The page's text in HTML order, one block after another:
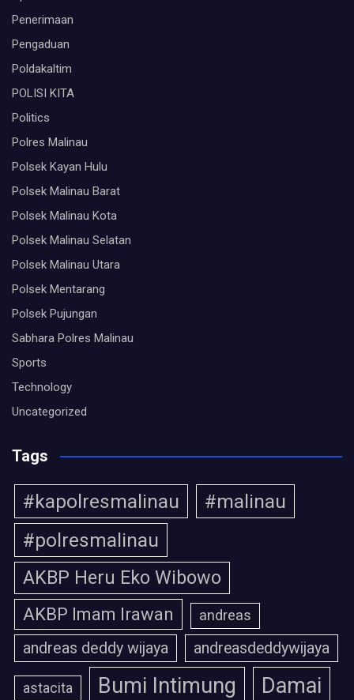
Penerimaan
Pengaduan
Poldakaltim
POLISI KITA
Politics
Polres Malinau
Polsek Kayan Hulu
Polsek Malinau Barat
Polsek Malinau Kota
Polsek Malinau Selatan
Polsek Malinau Utara
Polsek Mentarang
Polsek Pujungan
Sabhara Polres Malinau
Sports
Technology
Uncategorized
Tags
#kapolresmalinau
#malinau
#polresmalinau
AKBP Heru Eko Wibowo
AKBP Imam Irawan andreas
andreas deddy wijaya andreasdeddywijaya
astacita Bumi Intimung
Damai